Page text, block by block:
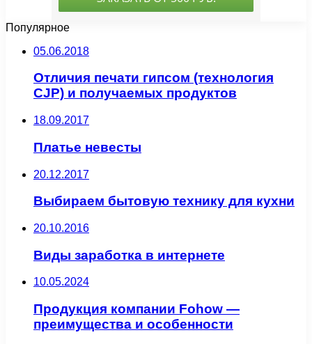
Популярное
05.06.2018
Отличия печати гипсом (технология
CJP) и получаемых продуктов
18.09.2017
Платье невесты
20.12.2017
Выбираем бытовую технику для кухни
20.10.2016
Виды заработка в интернете
10.05.2024
Продукция компании Fohow —
преимущества и особенности